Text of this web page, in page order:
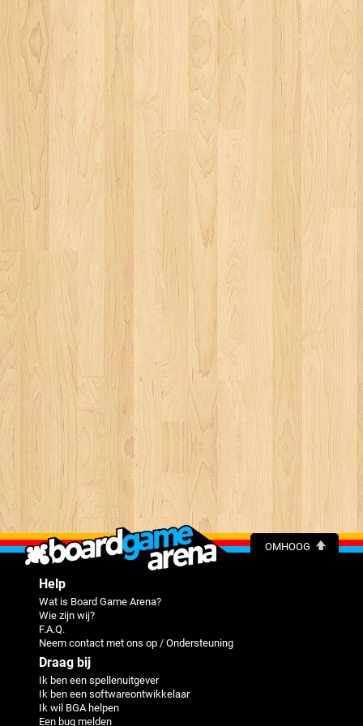
OMHOOG
Help
Wat is Board Game Arena?
Wie zijn wij?
F.A.Q.
Neem contact met ons op / Ondersteuning
Draag bij
Ik ben een spellenuitgever
Ik ben een softwareontwikkelaar
Ik wil BGA helpen
Een bug melden